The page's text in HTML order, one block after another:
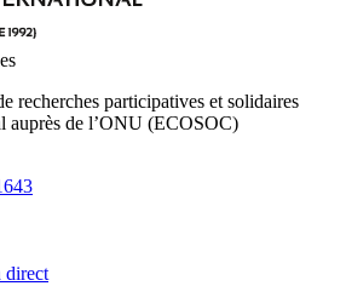
recherches participatives et solidaires
auprès de l’ONU (ECOSOC)
direct